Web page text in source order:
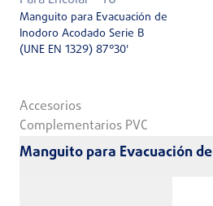
Manguito para Evacuación de
Inodoro Acodado Serie B
(UNE EN 1329) 87°30'
Accesorios
Complementarios PVC
Manguito para Evacuación